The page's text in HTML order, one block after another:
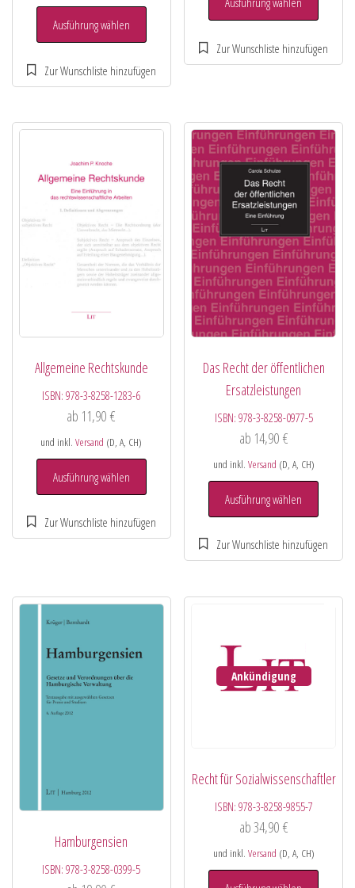
Ausführung wählen
Allgemeine Rechtskunde
ISBN:978-3-8258-1283-6
ab 11,90€
und inkl.Versand (D, A, CH)
Ausführung wählen
Das Recht der öffentlichen
Ersatzleistungen
ISBN: 978-3-8258-0977-5
ab 14,90 €
und inkl. Versand (D, A, CH)
Ausführung wählen
Hamburgensien
ISBN:978-3-8258-0399-5
Ankündigung
Recht für Sozialwissenschaftler
ISBN: 978-3-8258-9855-7
ab34,90 €
und inkl. Versand (D, A, CH)